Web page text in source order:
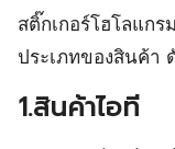
สติ๊กเกอร์โฮโลแก
ประเภทของสินค้า
1.สินค้าไอที